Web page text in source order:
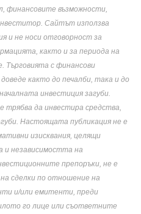
финансовите възможности,
Сайтът използва
и не носи отговорност за
както и за периода на
Търговията с финансови
както до печалби, така и до
инвестиция загуби.
да инвестира средства,
Настоящата публикация не е
изисквания, целящи
и независимостта на
препоръки, не е
сделки по отношение на
и/или емитенти, преди
го лице или съответните